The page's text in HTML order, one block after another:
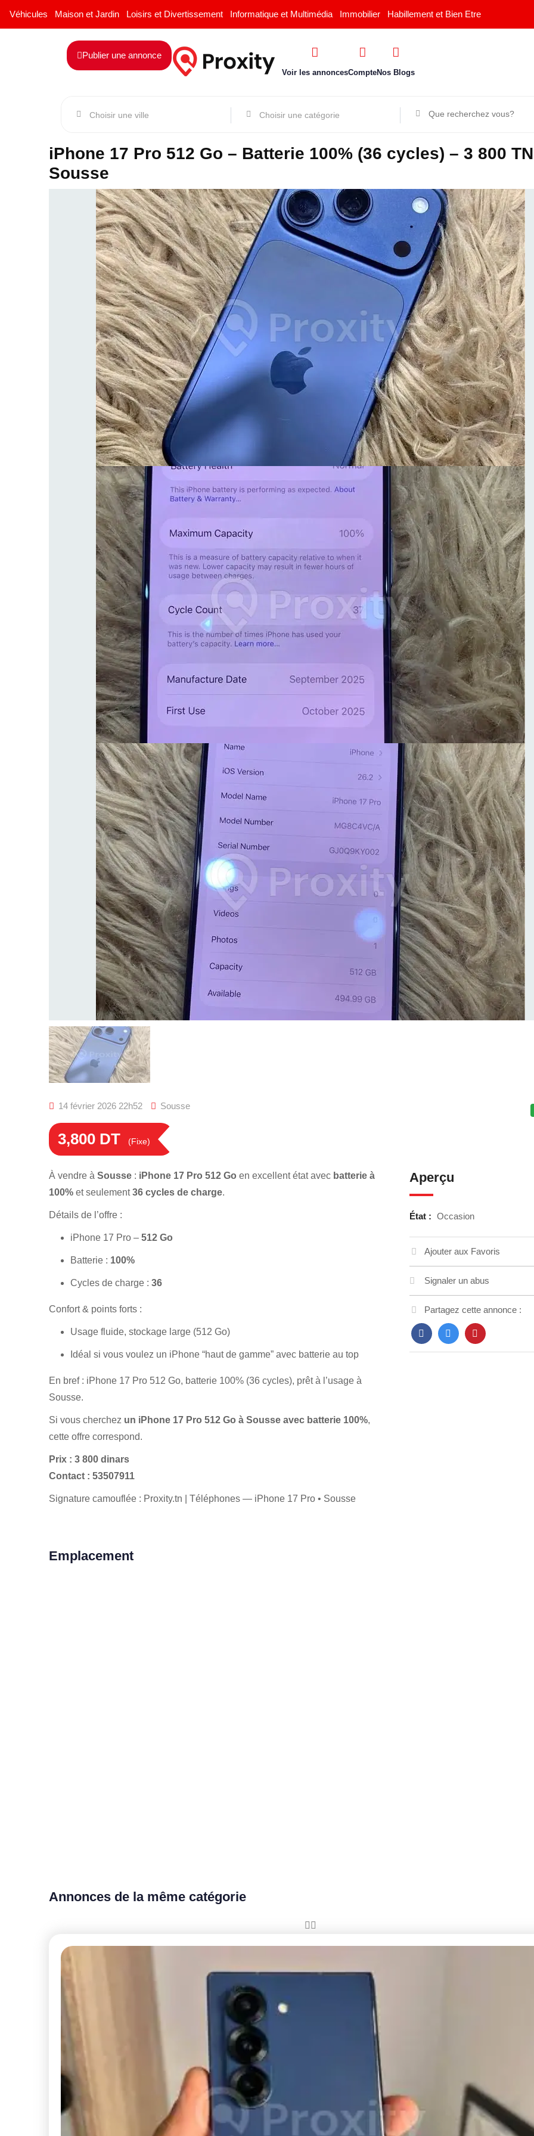
Véhicules Maison et Jardin Loisirs et Divertissement Informatique et Multimédia Immobilier Habillement et Bien Etre
Publier une annonce
Voir les annoncesCompteNos Blogs
iPhone 17 Pro 512 Go – Batterie 100% (36 cycles) – 3 800
Sousse
14 février 2026 22h52 Sousse
3,800 DT (Fixe)
À vendre à Sousse : iPhone 17 Pro 512 Go en excellent état avec batterie à
100% et seulement36 cycles de charge.
Détails de l’offre :
iPhone 17 Pro – 512 Go
Batterie : 100%
Cycles de charge : 36
Confort & points forts :
Usage fluide, stockage large (512 Go)
Idéal si vous voulez un iPhone “haut de gamme” avec batterie au top
En bref : iPhone 17 Pro 512 Go, batterie 100% (36 cycles), prêt à l’usage à
Sousse.
Si vous cherchez un iPhone 17 Pro 512 Go à Sousse avec batterie 100%,
cette offre correspond.
Prix : 3 800 dinars
Contact : 53507911
Signature camouflée : Proxity.tn | Téléphones — iPhone 17 Pro • Sousse
Aperçu
État : Occasion
Ajouter aux Favoris
Signaler un abus
Partagez cette annonce :
Emplacement
Annonces de la même catégorie